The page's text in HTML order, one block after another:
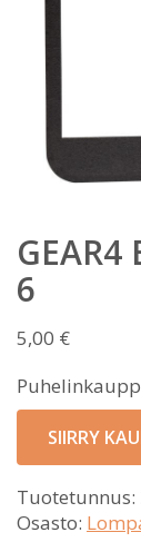
GEAR4
6
5,00 €
SIIRRY
Tuotetunnus:
Osasto: